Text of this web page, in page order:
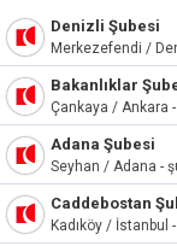
Denizli Şubesi
Merkezefendi /
Bakanlıklar
Çankaya / Ankara
Adana Şubesi
Seyhan / Adana -
Caddebostan
Kadıköy / İstanbul